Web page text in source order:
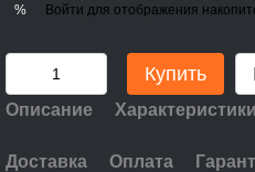
% Войти для отображения
Купить
Описание Характеристики
Доставка Оплата